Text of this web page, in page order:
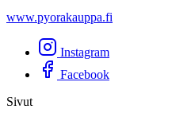
www.pyorakauppa.fi
Instagram
Facebook
Sivut